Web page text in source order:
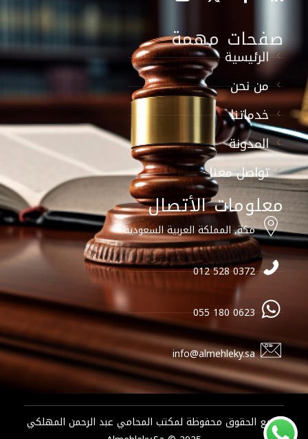
صفحات مهمة
الرئيسية
من نحن
خدماتنا
المدونة
تواصل معنا
معلومات الأتصال
مكة, المملكة العربية السعودية
0372 528 012
0623 180 055
info@almehleky.sa
جميع الحقوق محفوظة لمكتب المحامي عبد الرحمن المهلكي